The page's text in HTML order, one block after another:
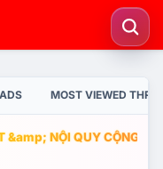
MOST VIEWED
&amp; NỘI QUY CỘNG